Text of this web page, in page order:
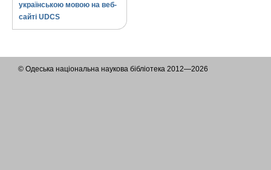
українською мовою на веб-
сайті UDCS
© Одеська національна наукова бібліотека 2012—2026